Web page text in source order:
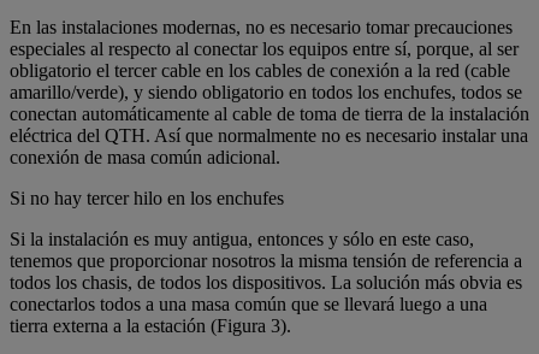
En las instalaciones modernas, no es necesario tomar precauciones
especiales al respecto al conectar los equipos entre sí, porque, al ser
obligatorio el tercer cable en los cables de conexión a la red (cable
amarillo/verde), y siendo obligatorio en todos los enchufes, todos se
conectan automáticamente al cable de toma de tierra de la instalación
eléctrica del QTH. Así que normalmente no es necesario instalar una
conexión de masa común adicional.
Si no hay tercer hilo en los enchufes
Si la instalación es muy antigua, entonces y sólo en este caso,
tenemos que proporcionar nosotros la misma tensión de referencia a
todos los chasis, de todos los dispositivos. La solución más obvia es
conectarlos todos a una masa común que se llevará luego a una
tierra externa a la estación (Figura 3).